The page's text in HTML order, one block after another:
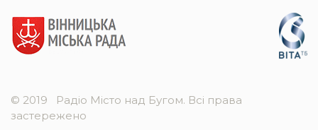
© 2019
Радіо Місто над Бугом. Всі права
застережено